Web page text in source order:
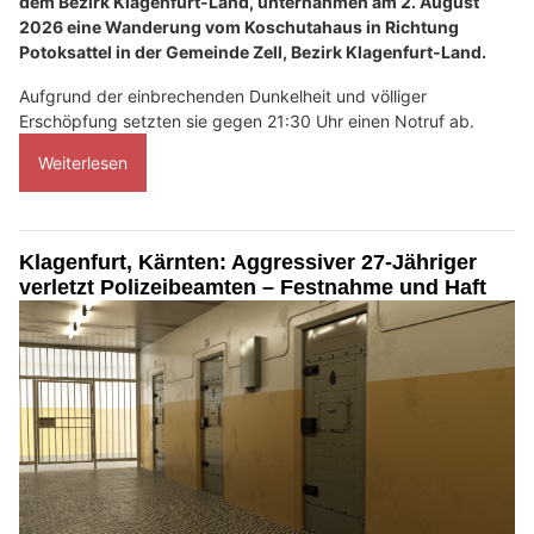
2026 eine Wanderung vom Koschutahaus in Richtung
Potoksattel in der Gemeinde Zell, Bezirk Klagenfurt-Land.
Aufgrund der einbrechenden Dunkelheit und völliger
Erschöpfung setzten sie gegen 21:30 Uhr einen Notruf ab.
Weiterlesen
Klagenfurt, Kärnten: Aggressiver 27-Jähriger
verletzt Polizeibeamten – Festnahme und Haft